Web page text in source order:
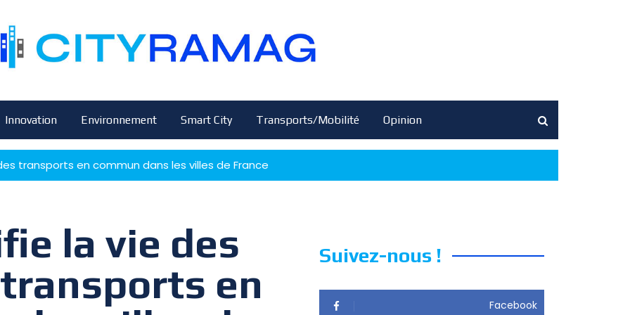
Innovation Environnement Smart City Transports/Mobilité Opinion
transports en commun dans les villes de France
la vie des
en
Suivez-nous !
Facebook